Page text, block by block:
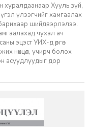
хуралдаанаар Хууль зүй,
үлээгчийг хамгаалах
барихаар шийдвэрлэлээ.
чухал ач
эцэст УИХ-д өргөн
нөхцөл, учирч болох
асуудлуудыг дор